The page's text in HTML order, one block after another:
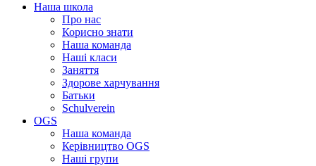
Наша школа
Про нас
Корисно знати
Наша команда
Наші класи
Заняття
Здорове харчування
Батьки
Schulverein
OGS
Наша команда
Керівництво OGS
Наші групи